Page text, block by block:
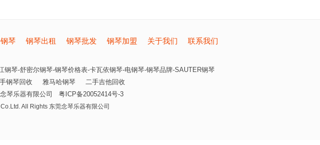
琴 钢琴出租 钢琴批发 钢琴加盟 关于我们 联系我们
钢琴-舒密尔钢琴-钢琴价格表-卡瓦依钢琴-电钢琴-钢琴品牌-SAUTER钢琴
钢琴回收 雅马哈钢琴
二手吉他回收
琴乐器有限公司
粤ICP备20052414号-3
Co.Ltd. All Rights 东莞念琴乐器有限公司